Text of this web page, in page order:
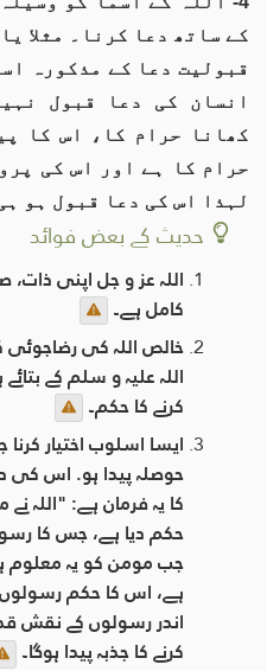
کے ساتھ دعا کرنا۔ مثلا
قبولیت دعا کے مذکورہ
انسان کی دعا قبول
کھانا حرام کا، اس کا
حرام کا ہے اور اس کی
لہذا اس کی دعا قبول ہو
حدیث کے بعض فوائد
اللہ عز و جل اپنی ذات،
کامل ہے۔
خالص اللہ کی
اللہ علیہ و سلم کے
کرنے کا حکم۔
ایسا اسلوب اختیار
حوصلہ پیدا ہو. اس کی
کا یہ فرمان ہے: "اللہ
حکم دیا ہے، جس کا
جب مومن کو یہ معلوم
ہے، اس کا حکم رسولوں
اندر رسولوں کے نقش
کرنے کا جذبہ پیدا ہوگا۔